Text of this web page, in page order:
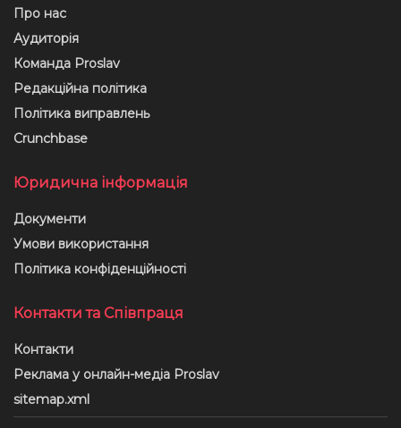
Про нас
Аудиторія
Команда Proslav
Редакційна політика
Політика виправлень
Crunchbase
Юридична інформація
Документи
Умови використання
Політика конфіденційності
Контакти та Співпраця
Контакти
Реклама у онлайн-медіа Proslav
sitemap.xml